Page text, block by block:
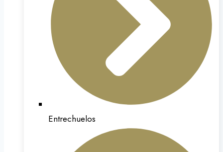
Entrechuelos